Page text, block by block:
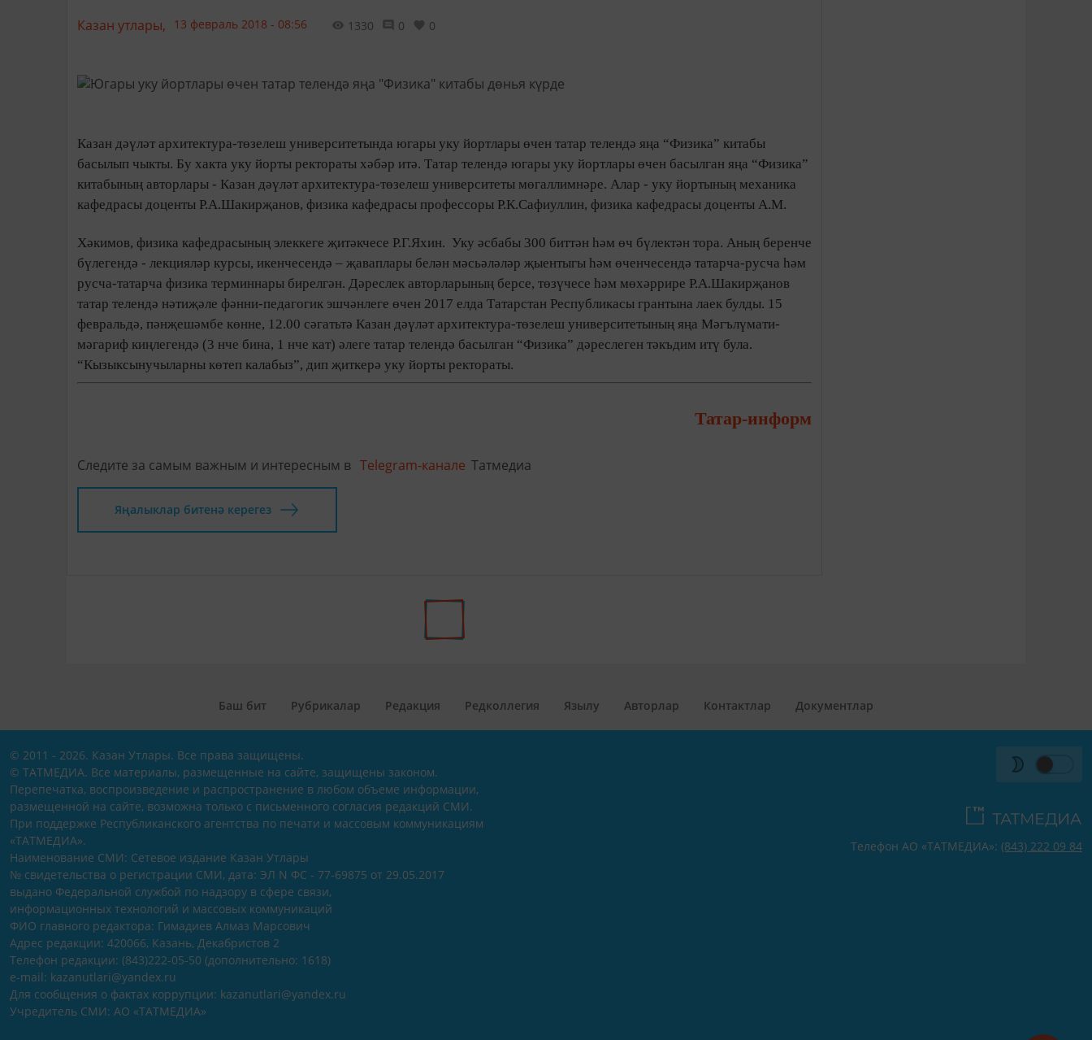
Казан утлары, 13 февраль 2018 - 08:56 1330 0 0
Казан дәүләт архитектура-төзелеш университетында югары уку йортлары өчен татар телендә яңа “Физика” китабы
басылып чыкты. Бу хакта уку йорты ректораты хәбәр итә. Татар телендә югары уку йортлары өчен басылган яңа “Физика”
китабының авторлары - Казан дәүләт архитектура-төзелеш университеты мөгаллимнәре. Алар - уку йортының механика
кафедрасы доценты Р.А.Шакирҗанов, физика кафедрасы профессоры Р.К.Сафиуллин, физика кафедрасы доценты А.М.
Хәкимов, физика кафедрасының элеккеге җитәкчесе Р.Г.Яхин. Уку әсбабы 300 биттән һәм өч бүлектән тора. Аның беренче
бүлегендә - лекцияләр курсы, икенчесендә – җаваплары белән мәсьәләләр җыентыгы һәм өченчесендә татарча-русча һәм
русча-татарча физика терминнары бирелгән. Дәреслек авторларының берсе, төзүчесе һәм мөхәррире Р.А.Шакирҗанов
татар телендә нәтиҗәле фәнни-педагогик эшчәнлеге өчен 2017 елда Татарстан Республикасы грантына лаек булды. 15
февральдә, пәнҗешәмбе көнне, 12.00 сәгатьтә Казан дәүләт архитектура-төзелеш университетының яңа Мәгълүмати-
мәгариф киңлегендә (3 нче бина, 1 нче кат) әлеге татар телендә басылган “Физика” дәреслеген тәкъдим итү була.
“Кызыксынучыларны көтеп калабыз”, дип җиткерә уку йорты ректораты.
Татар-информ
Следите за самым важным и интересным в Telegram-канале Татмедиа
Яңалыклар битенә керегез
Баш бит Рубрикалар Редакция Редколлегия Язылу Авторлар Контактлар Документлар
© 2011 - 2026. Казан Утлары. Все права защищены.
© ТАТМЕДИА. Все материалы, размещенные на сайте, защищены законом.
Перепечатка, воспроизведение и распространение в любом объеме информации,
размещенной на сайте, возможна только с письменного согласия редакций СМИ.
При поддержке Республиканского агентства по печати и массовым коммуникациям
«ТАТМЕДИА».
Наименование СМИ: Сетевое издание Казан Утлары
№ свидетельства о регистрации СМИ, дата: ЭЛ N ФС - 77-69875 от 29.05.2017
выдано Федеральной службой по надзору в сфере связи,
информационных технологий и массовых коммуникаций
ФИО главного редактора: Гимадиев Алмаз Марсович
Адрес редакции: 420066, Казань, Декабристов 2
Телефон редакции: (843)222-05-50 (дополнительно: 1618)
e-mail: kazanutlari@yandex.ru
Для сообщения о фактах коррупции: kazanutlari@yandex.ru
Учредитель СМИ: АО «ТАТМЕДИА»
Телефон АО «ТАТМЕДИА»: (843) 222 09 84